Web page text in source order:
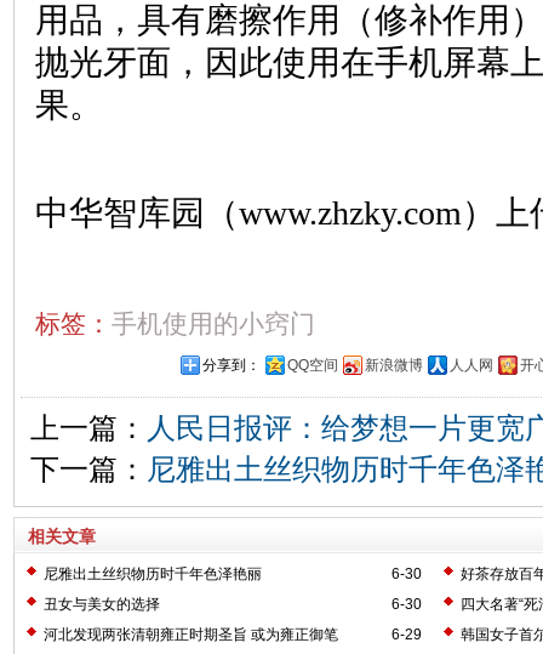
用品，具有磨擦作用（修补作用
抛光牙面，因此使用在手机屏幕
果。
中华智库园（www.zhzky.com）上
标签： 手机使用的小窍门
分享到： QQ空间 新浪微博 人人网 开
上一篇： 人民日报评：给梦想一片更宽
下一篇： 尼雅出土丝织物历时千年色泽
相关文章
6-30
尼雅出土丝织物历时千年色泽艳丽
好茶存放百
6-30
丑女与美女的选择
四大名著“
6-29
河北发现两张清朝雍正时期圣旨 或为雍正御笔 韩国女子首